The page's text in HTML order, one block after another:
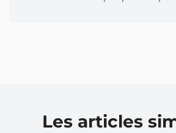
Les articles